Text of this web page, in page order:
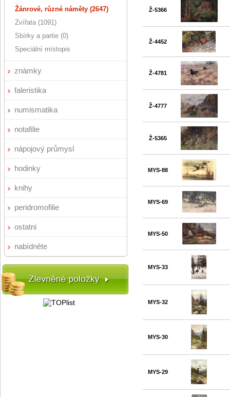
Žánrové, různé náměty (2647)
Zvířata (1091)
Sbírky a partie (0)
Speciální místopis
známky
faleristika
numismatika
notafilie
nápojový průmysl
hodinky
knihy
peridromofilie
ostatni
nabídněte
Ž-5366
Ž-4452
Ž-4781
Ž-4777
Ž-5365
MYS-88
MYS-69
MYS-50
MYS-33
MYS-32
MYS-30
MYS-29